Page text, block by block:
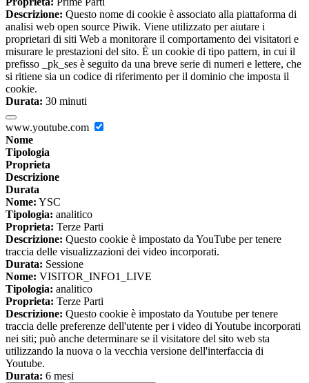
Descrizione: Questo nome di cookie è associato alla piattaforma di
analisi web open source Piwik. Viene utilizzato per aiutare i
proprietari di siti Web a monitorare il comportamento dei visitatori e
misurare le prestazioni del sito. È un cookie di tipo pattern, in cui il
prefisso _pk_ses è seguito da una breve serie di numeri e lettere, che
si ritiene sia un codice di riferimento per il dominio che imposta il
cookie.
Durata: 30 minuti
www.youtube.com
Nome
Tipologia
Proprieta
Descrizione
Durata
Nome: YSC
Tipologia: analitico
Proprieta: Terze Parti
Descrizione: Questo cookie è impostato da YouTube per tenere
traccia delle visualizzazioni dei video incorporati.
Durata: Sessione
Nome: VISITOR_INFO1_LIVE
Tipologia: analitico
Proprieta: Terze Parti
Descrizione: Questo cookie è impostato da Youtube per tenere
traccia delle preferenze dell'utente per i video di Youtube incorporati
nei siti; può anche determinare se il visitatore del sito web sta
utilizzando la nuova o la vecchia versione dell'interfaccia di
Youtube.
Durata: 6 mesi